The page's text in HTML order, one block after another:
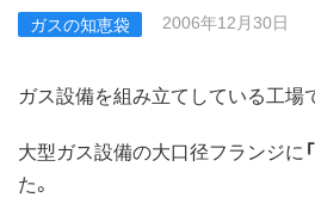
ガスの知恵袋 2006年12月30日
ガス設備を組み立てしている工場
大型ガス設備の大口径フランジに
た。